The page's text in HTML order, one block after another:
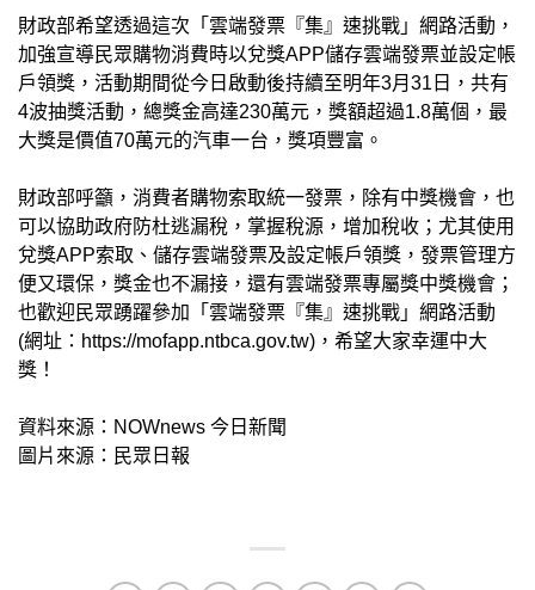
財政部希望透過這次「雲端發票『集』速挑戰」網路活動，
加強宣導民眾購物消費時以兌獎APP儲存雲端發票並設定帳
戶領獎，活動期間從今日啟動後持續至明年3月31日，共有
4波抽獎活動，總獎金高達230萬元，獎額超過1.8萬個，最
大獎是價值70萬元的汽車一台，獎項豐富。
財政部呼籲，消費者購物索取統一發票，除有中獎機會，也
可以協助政府防杜逃漏稅，掌握稅源，增加稅收；尤其使用
兌獎APP索取、儲存雲端發票及設定帳戶領獎，發票管理方
便又環保，獎金也不漏接，還有雲端發票專屬獎中獎機會；
也歡迎民眾踴躍參加「雲端發票『集』速挑戰」網路活動
(網址：https://mofapp.ntbca.gov.tw)，希望大家幸運中大
獎！
資料來源：NOWnews 今日新聞
圖片來源：民眾日報